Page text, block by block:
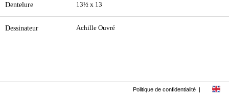
Dentelure 13½ x 13
Dessinateur Achille Ouvré
Politique de confidentialité |